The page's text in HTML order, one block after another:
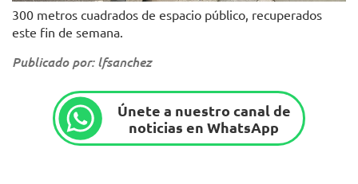
300 metros cuadrados de espacio público, recuperados
este fin de semana.
Publicado por: lfsanchez
Únete a nuestro canal de
noticias en WhatsApp